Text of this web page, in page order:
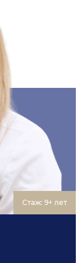
Стаж: 9+ лет